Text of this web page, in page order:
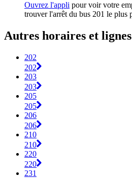
Ouvrez l'appli pour voir votre
trouver l'arrêt du bus 201 le plus
Autres horaires et
202
202
203
203
205
205
206
206
210
210
220
220
231